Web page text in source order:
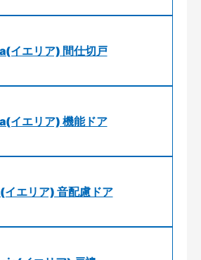
イエリア) 間仕切戸
イエリア) 機能ドア
エリア) 音配慮ドア